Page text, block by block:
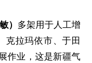
） 多架用于人工增
克拉玛依市、于田
作业，这是新疆气